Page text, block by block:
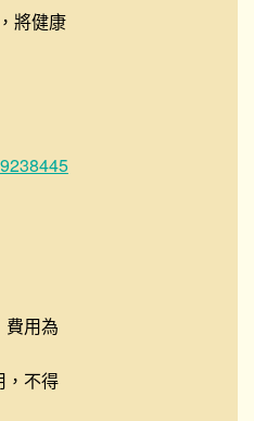
將健康
費用為
，不得